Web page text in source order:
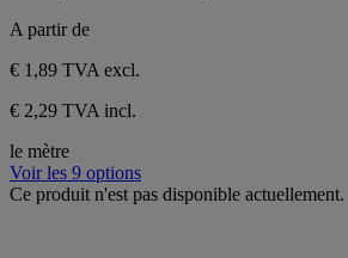
A partir de
€ 1,89 TVA excl.
€ 2,29 TVA incl.
le mètre
Voir les 9 options
Ce produit n'est pas disponible actuellement.